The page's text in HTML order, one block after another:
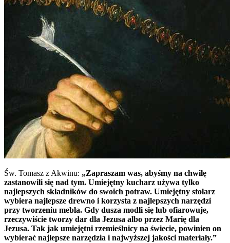
Św. Tomasz z Akwinu: „Zapraszam was, abyśmy na chwilę
zastanowili się nad tym. Umiejętny kucharz używa tylko
najlepszych składników do swoich potraw. Umiejętny stolarz
wybiera najlepsze drewno i korzysta z najlepszych narzędzi
przy tworzeniu mebla. Gdy dusza modli się lub ofiarowuje,
rzeczywiście tworzy dar dla Jezusa albo przez Marię dla
Jezusa. Tak jak umiejętni rzemieślnicy na świecie, powinien on
wybierać najlepsze narzędzia i najwyższej jakości materiały.”